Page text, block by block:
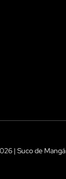
| Suco de Mangá